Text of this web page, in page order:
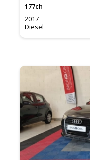
177ch
2017
Diesel